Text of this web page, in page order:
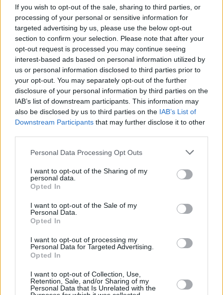
If you wish to opt-out of the sale, sharing to third parties, or
processing of your personal or sensitive information for
targeted advertising by us, please use the below opt-out
section to confirm your selection. Please note that after your
opt-out request is processed you may continue seeing
interest-based ads based on personal information utilized by
us or personal information disclosed to third parties prior to
your opt-out. You may separately opt-out of the further
disclosure of your personal information by third parties on the
IAB’s list of downstream participants. This information may
also be disclosed by us to third parties on the IAB’s List of
Downstream Participants that may further disclose it to other
Personal Data Processing Opt Outs
I want to opt-out of the Sharing of my
personal data.
Opted In
I want to opt-out of the Sale of my
Personal Data.
Opted In
I want to opt-out of processing my
Personal Data for Targeted Advertising.
Opted In
I want to opt-out of Collection, Use,
Retention, Sale, and/or Sharing of my
Personal Data that Is Unrelated with the
Sadepäivien määärä huhtikuussa
aikaisempina vuosina
11 kpl
4 kpl
4 kpl
5 kpl
Entä muut kuukaudet? Miten paljon
Calahondassa on satanut...
Tammikuussa Helmikuussa Maaliskuussa
Heinäkuussa Elokuussa Syyskuussa